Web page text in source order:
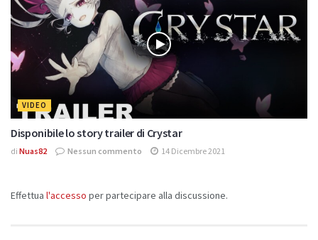
VIDEO
Disponibile lo story trailer di Crystar
di Nuas82 Nessun commento 14 Dicembre 2021
Effettua l'accesso per partecipare alla discussione.